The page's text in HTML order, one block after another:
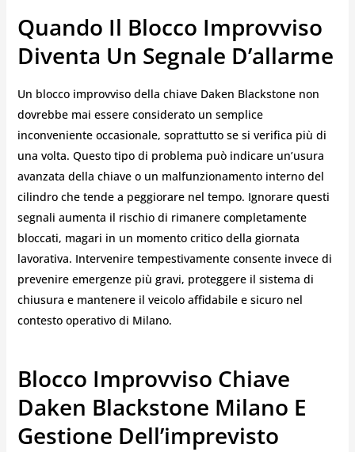
Quando Il Blocco Improvviso
Diventa Un Segnale D’allarme
Un blocco improvviso della chiave Daken Blackstone non
dovrebbe mai essere considerato un semplice
inconveniente occasionale, soprattutto se si verifica più di
una volta. Questo tipo di problema può indicare un’usura
avanzata della chiave o un malfunzionamento interno del
cilindro che tende a peggiorare nel tempo. Ignorare questi
segnali aumenta il rischio di rimanere completamente
bloccati, magari in un momento critico della giornata
lavorativa. Intervenire tempestivamente consente invece di
prevenire emergenze più gravi, proteggere il sistema di
chiusura e mantenere il veicolo affidabile e sicuro nel
contesto operativo di Milano.
Blocco Improvviso Chiave
Daken Blackstone Milano E
Gestione Dell’imprevisto